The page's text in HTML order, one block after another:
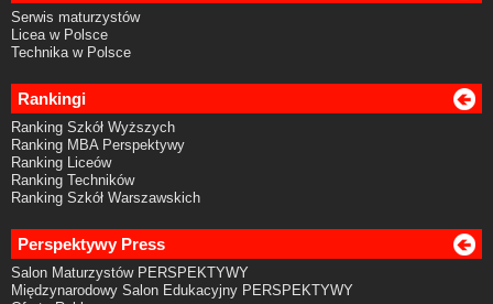
Serwis maturzystów
Licea w Polsce
Technika w Polsce
Rankingi
Ranking Szkół Wyższych
Ranking MBA Perspektywy
Ranking Liceów
Ranking Techników
Ranking Szkół Warszawskich
Perspektywy Press
Salon Maturzystów PERSPEKTYWY
Międzynarodowy Salon Edukacyjny PERSPEKTYWY